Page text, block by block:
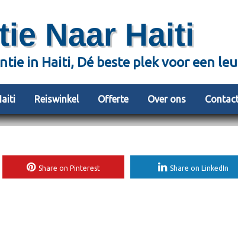
Naar Haiti
in Haiti, Dé beste plek voor een
Reiswinkel Offerte Over ons
Share on Pinterest Share on LinkedIn